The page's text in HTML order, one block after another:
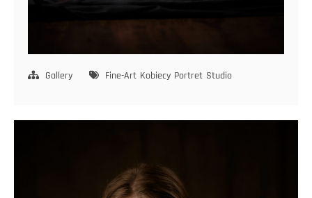
Gallery Fine-Art Kobiecy Portret Studio